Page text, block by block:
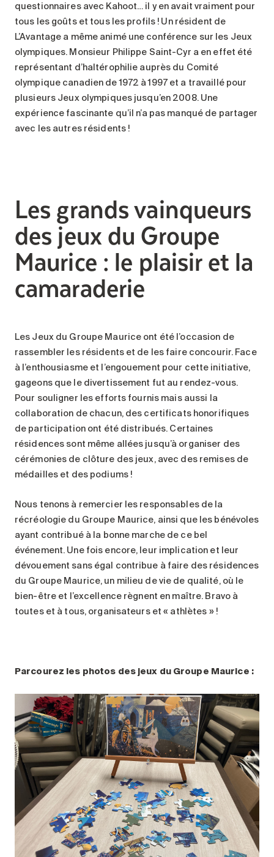
questionnaires avec Kahoot… il y en avait vraiment pour
tous les goûts et tous les profils ! Un résident de
L’Avantage a même animé une conférence sur les Jeux
olympiques. Monsieur Philippe Saint-Cyr a en effet été
représentant d’haltérophilie auprès du Comité
olympique canadien de 1972 à 1997 et a travaillé pour
plusieurs Jeux olympiques jusqu’en 2008. Une
expérience fascinante qu’il n’a pas manqué de partager
avec les autres résidents !
Les grands vainqueurs
des jeux du Groupe
Maurice : le plaisir et la
camaraderie
Les Jeux du Groupe Maurice ont été l’occasion de
rassembler les résidents et de les faire concourir. Face
à l’enthousiasme et l’engouement pour cette initiative,
gageons que le divertissement fut au rendez-vous.
Pour souligner les efforts fournis mais aussi la
collaboration de chacun, des certificats honorifiques
de participation ont été distribués. Certaines
résidences sont même allées jusqu’à organiser des
cérémonies de clôture des jeux, avec des remises de
médailles et des podiums !
Nous tenons à remercier les responsables de la
récréologie du Groupe Maurice, ainsi que les bénévoles
ayant contribué à la bonne marche de ce bel
événement. Une fois encore, leur implication et leur
dévouement sans égal contribue à faire des résidences
du Groupe Maurice, un milieu de vie de qualité, où le
bien-être et l’excellence règnent en maître. Bravo à
toutes et à tous, organisateurs et « athlètes » !
Parcourez les photos des jeux du Groupe Maurice :